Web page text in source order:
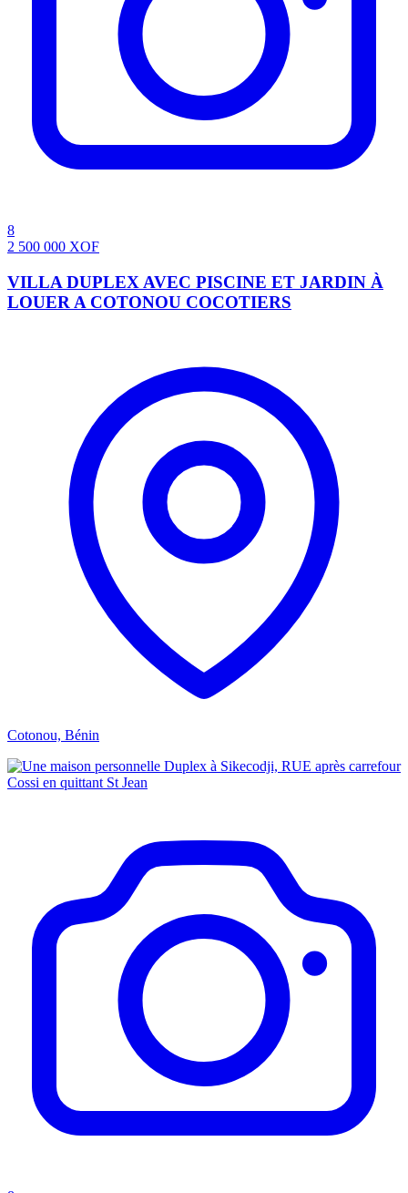
8
2 500 000 XOF
VILLA DUPLEX AVEC PISCINE ET JARDIN À
LOUER A COTONOU COCOTIERS
Cotonou, Bénin